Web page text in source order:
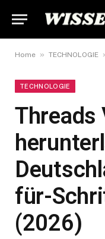
Home » TECHNOLOGIE
TECHNOLOGIE
Threads
für-
(2026)